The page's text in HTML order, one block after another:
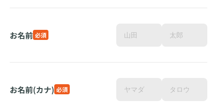
お名前 必須
お名前(カナ) 必須